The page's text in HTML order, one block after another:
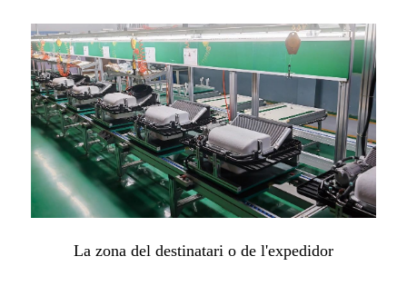
La zona del destinatari o de l'expedidor